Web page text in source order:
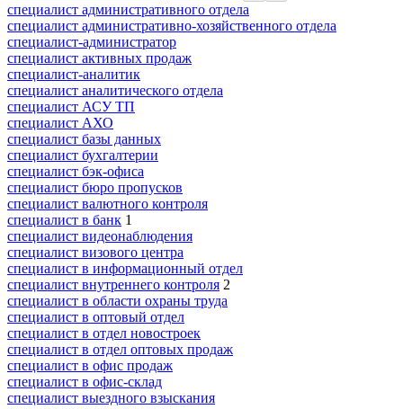
специалист административного отдела
специалист административно-хозяйственного отдела
специалист-администратор
специалист активных продаж
специалист-аналитик
специалист аналитического отдела
специалист АСУ ТП
специалист АХО
специалист базы данных
специалист бухгалтерии
специалист бэк-офиса
специалист бюро пропусков
специалист валютного контроля
специалист в банк 1
специалист видеонаблюдения
специалист визового центра
специалист в информационный отдел
специалист внутреннего контроля 2
специалист в области охраны труда
специалист в оптовый отдел
специалист в отдел новостроек
специалист в отдел оптовых продаж
специалист в офис продаж
специалист в офис-склад
специалист выездного взыскания